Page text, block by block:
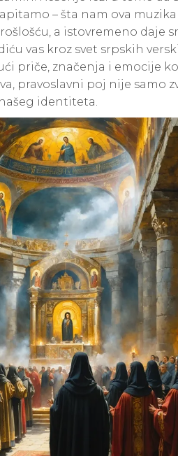
– šta nam ova
a istovremeno daje
vas kroz svet srpskih
priče, značenja i emocije
pravoslavni poj nije samo
identiteta.